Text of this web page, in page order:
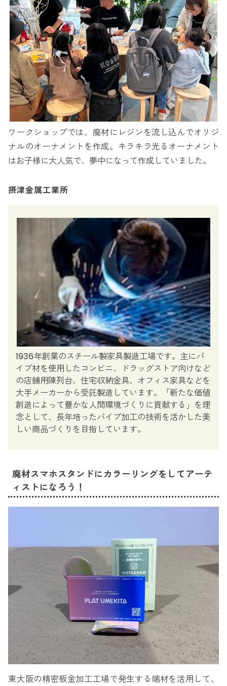
ワークショップでは、廃材にレジンを流し込んでオリジ
ナルのオーナメントを作成。キラキラ光るオーナメント
はお子様に大人気で、夢中になって作成していました。
摂津金属工業所
1936年創業のスチール製家具製造工場です。主にパ
イプ材を使用したコンビニ、ドラッグストア向けなど
の店舗用陳列台、住宅収納金具、オフィス家具などを
大手メーカーから受託製造しています。「新たな価値
創造によって豊かな人間環境づくりに貢献する」を理
念として、長年培ったパイプ加工の技術を活かした美
しい商品づくりを目指しています。
廃材スマホスタンドにカラーリングをしてアーテ
ィストになろう！
東大阪の精密板金加工工場で発生する端材を活用して、